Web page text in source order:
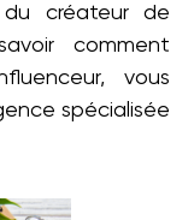
créateur de
comment
vous
spécialisée